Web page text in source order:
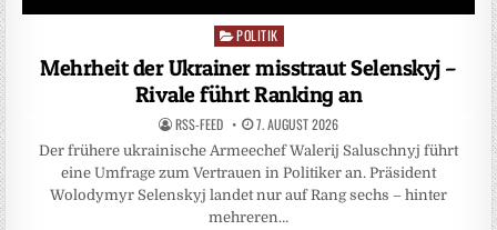
Posted
in
POLITIK
Mehrheit der Ukrainer misstraut Selenskyj –
Rivale führt Ranking an
RSS-FEED 7. AUGUST 2026
Der frühere ukrainische Armeechef Walerij Saluschnyj führt
eine Umfrage zum Vertrauen in Politiker an. Präsident
Wolodymyr Selenskyj landet nur auf Rang sechs – hinter
mehreren…